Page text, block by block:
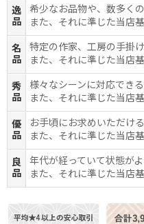
逸
品
希少なお品物や、数多く
また、それに準じた当店
名
品
特定の作家、工房の手掛
また、それに準じた当店
秀
品
様々なシーンに対応でき
また、それに準じた当店
優
品
お手頃にお求めいただけ
また、それに準じた当店
良
品
年代が経っていて状態が
また、それに準じた当店